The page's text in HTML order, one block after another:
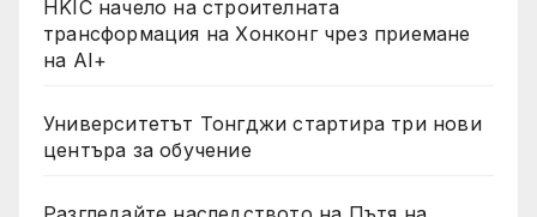
HKIC начело на строителната
трансформация на Хонконг чрез приемане
на AI+
Университетът Тонгджи стартира три нови
центъра за обучение